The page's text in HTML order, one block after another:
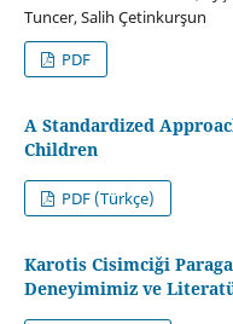
Tuncer, Salih Çetinkurşun
PDF
A Standardized
Children
PDF (Türkçe)
Karotis Cisimciği
Deneyimimiz ve